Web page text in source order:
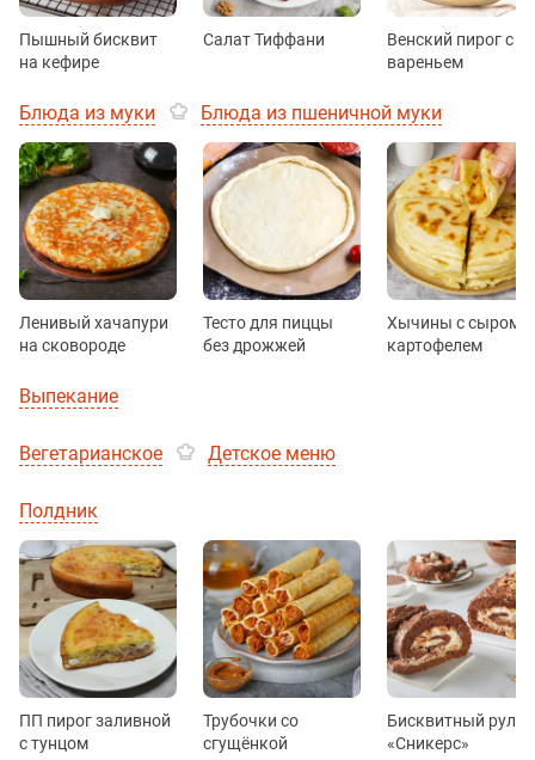
Пышный бисквит
на кефире
Салат Тиффани
Венский пирог с
вареньем
Блюда из муки Блюда из пшеничной муки
Ленивый хачапури
на сковороде
Тесто для пиццы
без дрожжей
Хычины с сыром и
картофелем
Выпекание
Вегетарианское Детское меню
Полдник
ПП пирог заливной
с тунцом
Трубочки со
сгущёнкой
Бисквитный рулет
«Сникерс»